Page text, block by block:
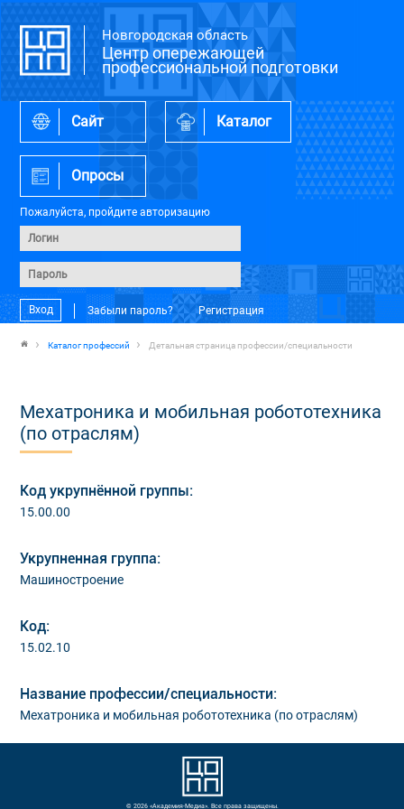
Новгородская область
Центр опережающей
профессиональной подготовки
Сайт Каталог
Опросы
Пожалуйста, пройдите авторизацию
Вход Забыли пароль? Регистрация
Каталог профессий Детальная страница профессии/специальности
Мехатроника и мобильная робототехника
(по отраслям)
Код укрупнённой группы:
15.00.00
Укрупненная группа:
Машиностроение
Код:
15.02.10
Название профессии/специальности:
Мехатроника и мобильная робототехника (по отраслям)
© 2026 «Академия-Медиа». Все права защищены.